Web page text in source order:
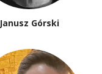
Janusz Górski